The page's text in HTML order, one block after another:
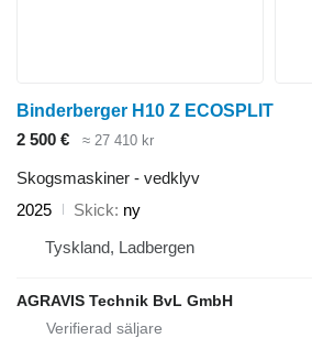
Binderberger H10 Z ECOSPLIT
2 500 €
≈ 27 410 kr
Skogsmaskiner - vedklyv
2025
Skick ny
Tyskland, Ladbergen
AGRAVIS Technik BvL GmbH